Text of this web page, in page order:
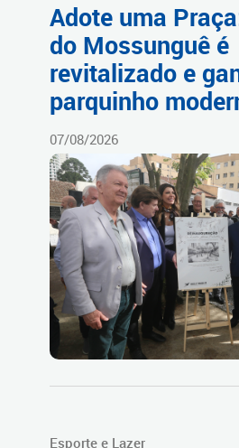
Adote uma
do Mossunguê é
revitalizado e
parquinho
07/08/2026
Esporte e Lazer